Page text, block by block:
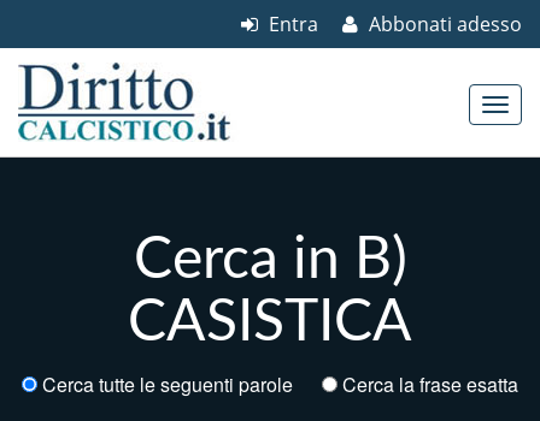
Abbonati adesso
Entra
Cerca in B)
CASISTICA
Cerca tutte le seguenti parole Cerca la frase esatta